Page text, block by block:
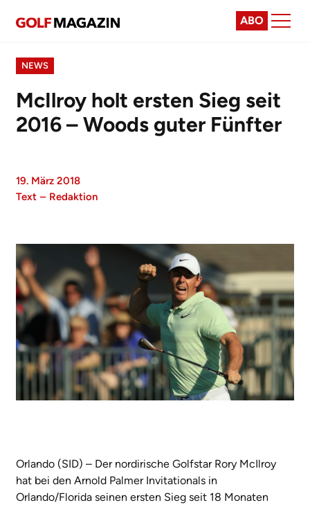
ABO
NEWS
McIlroy holt ersten Sieg seit
2016 – Woods guter Fünfter
19. März 2018
Text – Redaktion
Orlando (SID) – Der nordirische Golfstar Rory McIlroy
hat bei den Arnold Palmer Invitationals in
Orlando/Florida seinen ersten Sieg seit 18 Monaten